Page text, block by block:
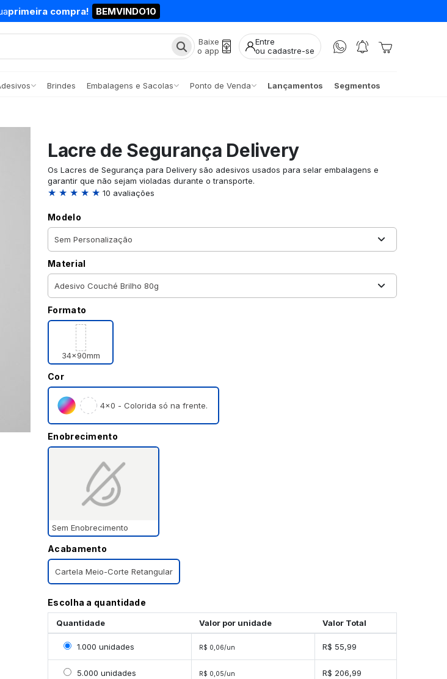
primeira compra! BEMVINDO10
Baixe
o app
Entre
ou cadastre-se
Brindes Embalagens e Sacolas Ponto de Venda Lançamentos Segmentos
Lacre de Segurança Delivery
Os Lacres de Segurança para Delivery são adesivos usados para selar embalagens e
garantir que não sejam violadas durante o transporte.
★ ★ ★ ★ ★ 10 avaliações
Modelo
Material
Formato
34x90mm
Cor
4×0 - Colorida só na frente.
Enobrecimento
Sem Enobrecimento
Acabamento
Cartela Meio-Corte Retangular
Escolha a quantidade
Quantidade Valor por unidade Valor Total
Selecionar 1000 unidades
1.000 unidades R$ 0,06/un R$ 55,99
Selecionar 5000 unidades
5.000 unidades R$ 0,05/un R$ 206,99